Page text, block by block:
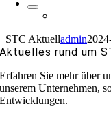
STC Aktuelladmin
Aktuelles rund um
Erfahren Sie mehr über
unserem Unternehmen,
Entwicklungen.